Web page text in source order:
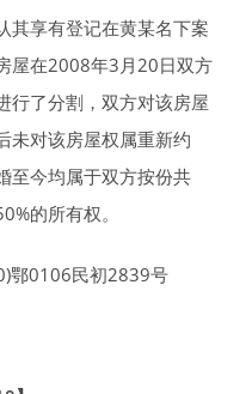
其享有登记在黄某名下案
屋在2008年3月20日双方
行了分割，双方对该房屋
未对该房屋权属重新约
至今均属于双方按份共
的所有权。
鄂0106民初2839号